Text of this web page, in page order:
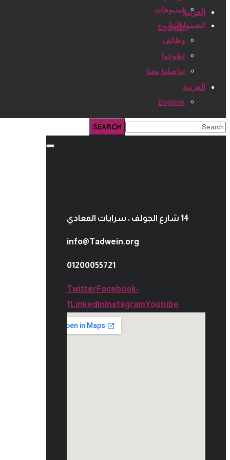
العربية
English
فيديوهات
انضموا إلينا
وظائف
تطوعوا
تواصلوا معنا
العربية
English
14 شارع الجولف ، سرايات المعادي
info@Tadwein.org
01200055721
Twitter Facebook-
f Linkedin InstagramYoutube